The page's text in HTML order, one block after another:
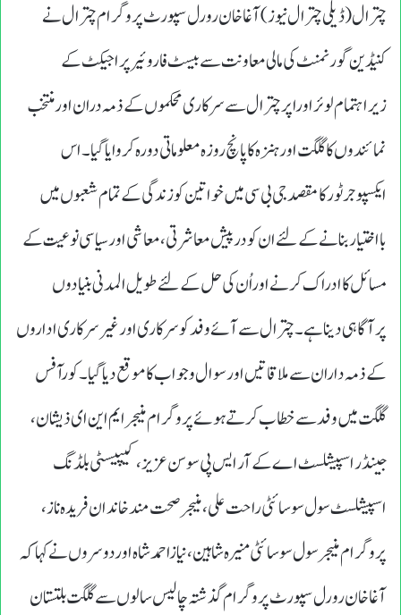
چترال (ڈیلی چترال نیوز) آغاخان رورل سپورٹ پروگرام چترال نے
کنیڈین گورنمنٹ کی مالی معاونت سے بیسٹ فاروئیر پراجیکٹ کے
زیراہتمام لوئراوراپرچترال سے سرکاری محکموں کے ذمہ دران اورمنتخب
نمائندوں کاگلگت اورہنزہ کاپانچ روز ہ معلوماتی دورہ کروایاگیا۔اس
ایکسپوجرٹورکامقصدجی بی سی میں خواتین کوزندگی کے تمام شعبوں میں
بااختیاربنانے کے لئے ان کودرپیش معاشرتی،معاشی اورسیاسی نوعیت کے
مسائل کاادراک کرنے اوراُن کی حل کے لئے طویل المدنی بنیادوں
پرآگاہی دیناہے ۔ چترال سے آئے وفدکوسرکاری اورغیرسرکاری اداروں
کےذمہ داران سے ملاقاتیں اورسوال وجواب کاموقع دیاگیا۔کورآفس
گلگت میں وفدسے خطاب کرتے ہوئےپروگرام منیجرایم این ای ذیشان ،
جینڈر اسپیشلسٹ اے کے آر ایس پی سوسن عزیز، کیپیسٹی بلڈنگ
اسپیشلسٹ سول سوسائٹی راحت علی،منیجرصحت مندخاندان فریدہ ناز،
پروگرام منیجرسول سوسائٹی منیرہ شاہین،نیازاحمدشاہ اوردوسروں نے کہاکہ
آغاخان رورل سپورٹ پروگرام گذشتہ چالیس سالوں سے گلگت بلتستان